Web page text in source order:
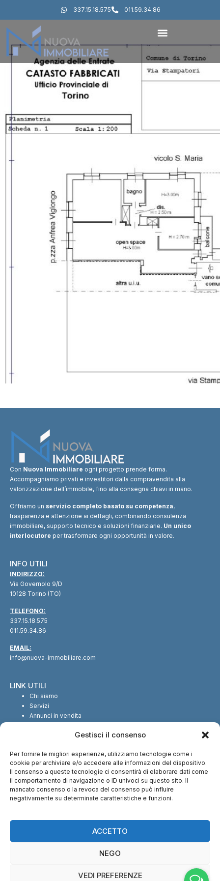
Gestisci il consenso
Per fornire le migliori esperienze, utilizziamo tecnologie come i
cookie per archiviare e/o accedere alle informazioni del dispositivo.
Il consenso a queste tecnologie ci consentirà di elaborare dati come
il comportamento di navigazione o ID univoci su questo sito. Il
mancato consenso o la revoca del consenso può influire
negativamente su determinate caratteristiche e funzioni.
ACCETTO
NEGO
VEDI PREFERENZE
337.15.18.575 011.59.34.86
Con Nuova Immobiliare ogni progetto prende forma.
Accompagniamo privati e investitori dalla compravendita alla
valorizzazione dell’immobile, fino alla consegna chiavi in mano.
Offriamo un servizio completo basato su competenza,
trasparenza e attenzione ai dettagli, combinando consulenza
immobiliare, supporto tecnico e soluzioni finanziarie. Un unico
interlocutore per trasformare ogni opportunità in valore.
INFO UTILI
INDIRIZZO:
Via Governolo 9/D
10128 Torino (TO)
TELEFONO:
337.15.18.575
011.59.34.86
EMAIL:
info@nuova-immobiliare.com
LINK UTILI
Chi siamo
Servizi
Annunci in vendita
SEGUICI SUI SOCIAL
CI TROVI ANCHE SU: